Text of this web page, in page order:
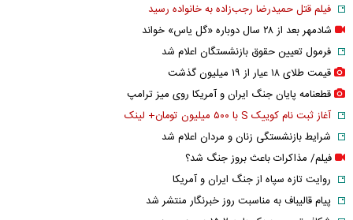
فیلم قتل حمیدرضا رجب‌زاده به خانواده رسید
شادمهر بعد از ۲۸ سال دوباره «گل یاس» خواند
فرمول تعیین حقوق بازنشستگان اعلام شد
قیمت طلای ۱۸ عیار از ۱۹ میلیون گذشت
قطعنامه پایان جنگ ایران و آمریکا روی میز ترامپ
آغاز ثبت نام کوییک S با ۵۰۰ میلیون تومان+ لینک
شرایط بازنشستگی زنان و مردان اعلام شد
فیلم/ مذاکرات باعث بروز جنگ شد؟
روایت تازه سپاه از جنگ ایران و آمریکا
پیام قالیباف به مناسبت روز خبرنگار منتشر شد